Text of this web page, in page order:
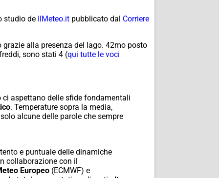
studio de IlMeteo.it pubblicato dal Corriere
alla presenza del lago. 42mo posto
sono stati 4 (qui tutte le voci
aspettano delle sfide fondamentali
. Temperature sopra la media,
alcune delle parole che sempre
e puntuale delle dinamiche
collaborazione con il
Europeo (ECMWF) e